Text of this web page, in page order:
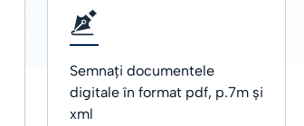
Semnați documentele
digitale în format pdf, p.7m și
xml